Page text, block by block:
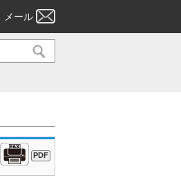
メール
PDF